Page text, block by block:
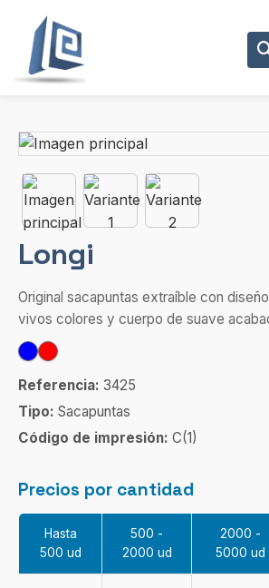
Longi
Original sacapuntas extraíble con
vivos colores y cuerpo de suave
Referencia: 3425
Tipo: Sacapuntas
Código de impresión: C(1)
Precios por cantidad
Hasta
500 ud
500 -
2000 ud
2000 -
5000 ud